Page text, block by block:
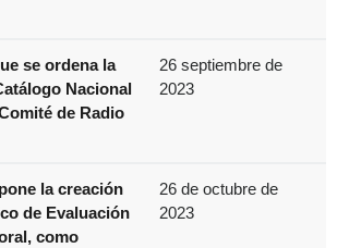
se ordena la
Nacional
de Radio
26 septiembre de
2023
la creación
de Evaluación
como
26 de octubre de
2023